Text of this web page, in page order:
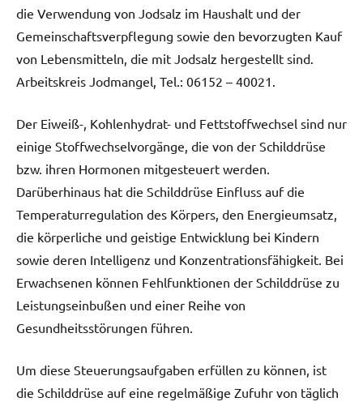
die Verwendung von Jodsalz im Haushalt und der
Gemeinschaftsverpflegung sowie den bevorzugten Kauf
von Lebensmitteln, die mit Jodsalz hergestellt sind.
Arbeitskreis Jodmangel, Tel.: 06152 – 40021.
Der Eiweiß-, Kohlenhydrat- und Fettstoffwechsel sind nur
einige Stoffwechselvorgänge, die von der Schilddrüse
bzw. ihren Hormonen mitgesteuert werden.
Darüberhinaus hat die Schilddrüse Einfluss auf die
Temperaturregulation des Körpers, den Energieumsatz,
die körperliche und geistige Entwicklung bei Kindern
sowie deren Intelligenz und Konzentrationsfähigkeit. Bei
Erwachsenen können Fehlfunktionen der Schilddrüse zu
Leistungseinbußen und einer Reihe von
Gesundheitsstörungen führen.
Um diese Steuerungsaufgaben erfüllen zu können, ist
die Schilddrüse auf eine regelmäßige Zufuhr von täglich